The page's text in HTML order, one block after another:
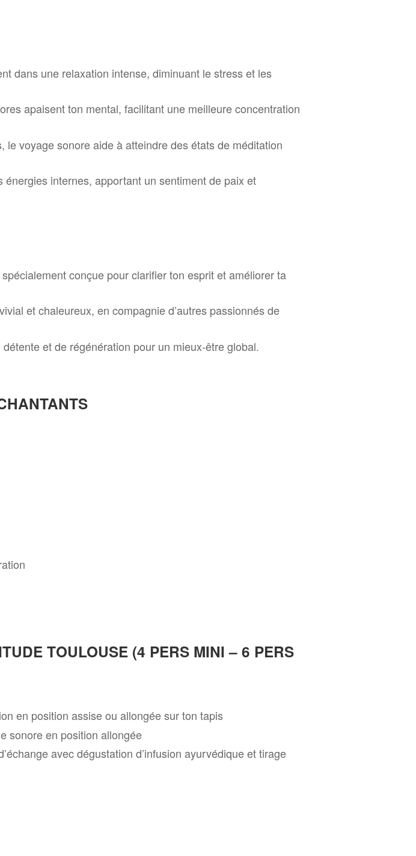
dans une relaxation intense, diminuant le stress et les
apaisent ton mental, facilitant une meilleure concentration
le voyage sonore aide à atteindre des états de méditation
internes, apportant un sentiment de paix et
conçue pour clarifier ton esprit et améliorer ta
et chaleureux, en compagnie d’autres passionnés de
et de régénération pour un mieux-être global.
TOULOUSE (4 PERS MINI – 6 PERS
en position assise ou allongée sur ton tapis
sonore en position allongée
avec dégustation d’infusion ayurvédique et tirage